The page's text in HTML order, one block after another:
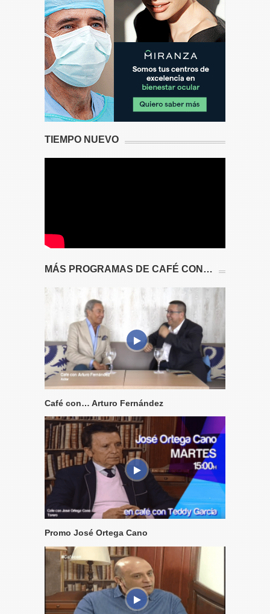
TIEMPO NUEVO
MÁS PROGRAMAS DE CAFÉ CON…
Café con… Arturo Fernández
Promo José Ortega Cano